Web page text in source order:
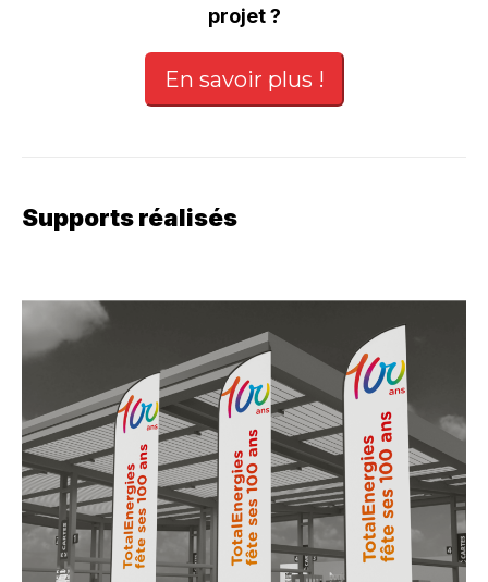
projet ?
En savoir plus !
Supports réalisés